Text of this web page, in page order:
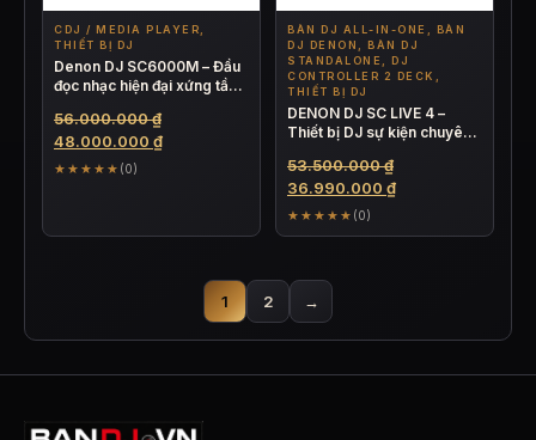
CDJ / MEDIA PLAYER,
THIẾT BỊ DJ
Denon DJ SC6000M – Đầu
đọc nhạc hiện đại xứng tầm
56.000.000₫Giá
gốc
48.000.000 ₫Giá
48.000.000 ₫.
★★★★★ (0)
BÀN DJ ALL-IN-ONE, BÀN
DJ DENON, BÀN DJ
STANDALONE, DJ
CONTROLLER 2 DECK,
THIẾT BỊ DJ
DENON DJ SC LIVE 4 –
Thiết bị DJ sự kiện chuyên
loa kiểm âm
53.500.000₫Giá
gốc
53.500.000 ₫.
36.990.000 ₫Giá
tại
★★★★★ (0)
1 2 →